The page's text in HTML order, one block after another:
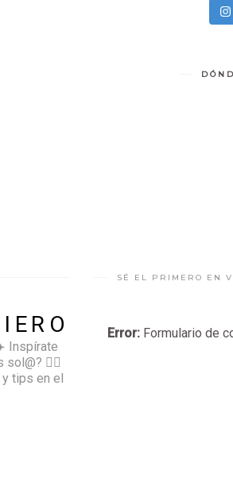
Inspírate
👉🏻
tips en el
SÉ EL PRIMERO EN
Error: Formulario de